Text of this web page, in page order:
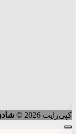
کپی‌رایت 2026 ©